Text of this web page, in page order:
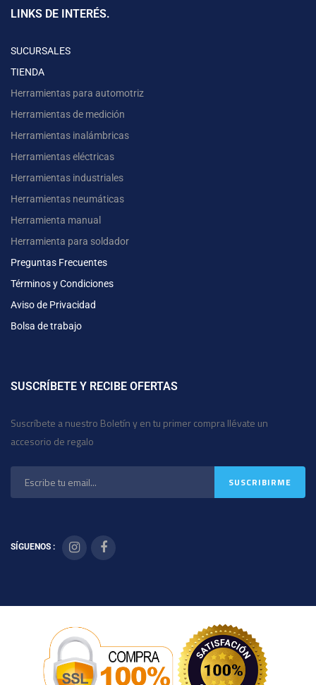
LINKS DE INTERÉS.
SUCURSALES
TIENDA
Herramientas para automotriz
Herramientas de medición
Herramientas inalámbricas
Herramientas eléctricas
Herramientas industriales
Herramientas neumáticas
Herramienta manual
Herramienta para soldador
Preguntas Frecuentes
Términos y Condiciones
Aviso de Privacidad
Bolsa de trabajo
SUSCRÍBETE Y RECIBE OFERTAS
Suscríbete a nuestro Boletín y en tu primer compra llévate un
accesorio de regalo
SÍGUENOS :